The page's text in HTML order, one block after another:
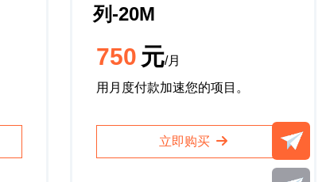
列-20M
750 元/月
用月度付款加速您的项目。
立即购买